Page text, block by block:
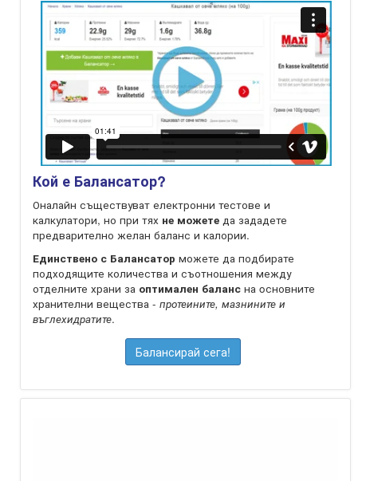
Кой е Балансатор?
Оналайн съществуват електронни тестове и
калкулатори, но при тях не можете да зададете
предварително желан баланс и калории.
Единствено с Балансатор можете да подбирате
подходящите количества и съотношения между
отделните храни за оптимален баланс на oсновните
хранителни вещества - протеините, мазнините и
въглехидратите.
Балансирай сега!